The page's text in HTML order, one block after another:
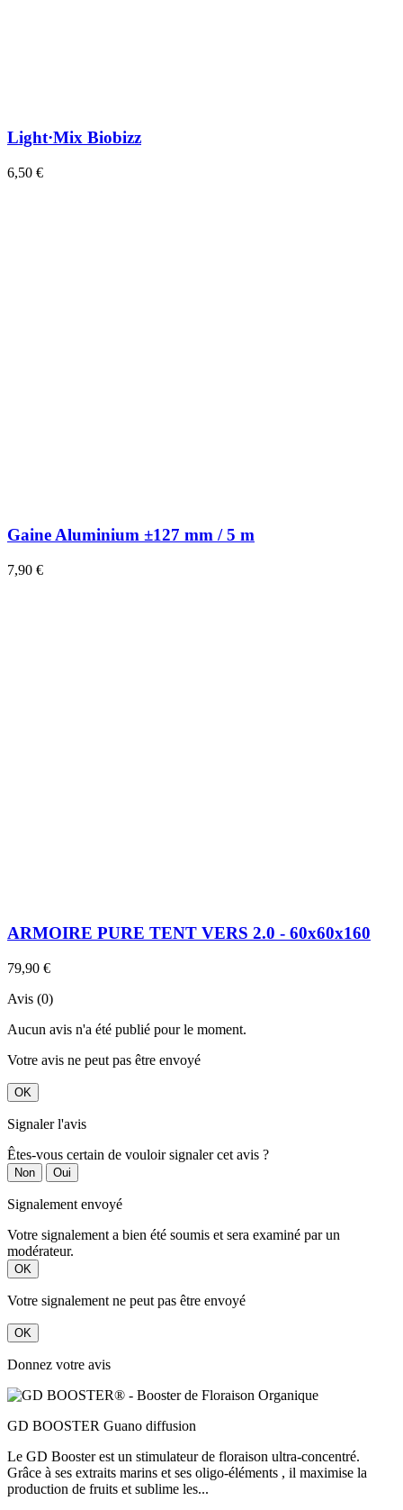
Light·Mix Biobizz
6,50 €
Gaine Aluminium ±127 mm / 5 m
7,90 €
ARMOIRE PURE TENT VERS 2.0 - 60x60x160
79,90 €
Avis (0)
Aucun avis n'a été publié pour le moment.
Votre avis ne peut pas être envoyé
OK
Signaler l'avis
Êtes-vous certain de vouloir signaler cet avis ?
Non Oui
Signalement envoyé
Votre signalement a bien été soumis et sera examiné par un
modérateur.
OK
Votre signalement ne peut pas être envoyé
OK
Donnez votre avis
GD BOOSTER Guano diffusion
Le GD Booster est un stimulateur de floraison ultra-concentré.
Grâce à ses extraits marins et ses oligo-éléments , il maximise la
production de fruits et sublime les...